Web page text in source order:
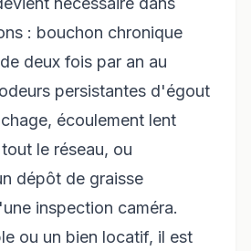
: bouchon chronique
deux fois par an au
persistantes d'égout
écoulement lent
le réseau, ou
dépôt de graisse
inspection caméra.
ou un bien locatif, il est